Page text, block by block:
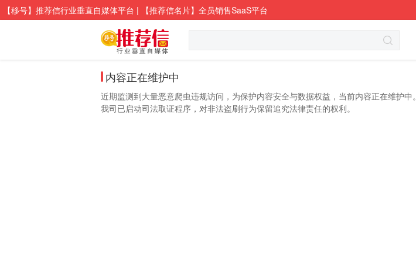
【移号】推荐信行业垂直自媒体平台 | 【推荐信名片】全员销售SaaS平台
内容正在维护中
近期监测到大量恶意爬虫违规访问，为保护内容安全与数据权益，当前内容正在维护中。
我司已启动司法取证程序，对非法盗刷行为保留追究法律责任的权利。